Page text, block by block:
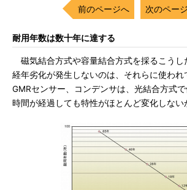
前のページへ 次のペー
耐用年数は数十年に達する
磁気結合方式や容量結合方式を採るこうし
経年劣化が発生しないのは、それらに使われ
GMRセンサー、コンデンサは、光結合方式で
時間が経過しても特性がほとんど変化しない